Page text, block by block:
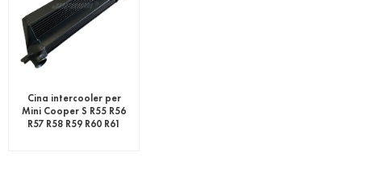
Cina intercooler per
Mini Cooper S R55 R56
R57 R58 R59 R60 R61